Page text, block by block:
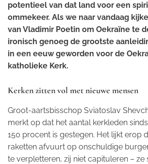
potentieel van dat land voor een
ommekeer. Als we naar vandaag
van Vladimir Poetin om Oekraïne te
ironisch genoeg de grootste
in een eeuw geworden voor de
katholieke Kerk.
Kerken zitten vol met nieuwe mensen
Groot-aartsbisschop Sviatoslav
merkt op dat het aantal kerkleden
150 procent is gestegen. Het lijkt erop
raketten afvuurt op onschuldige
te verpletteren, zij niet capituleren – ze